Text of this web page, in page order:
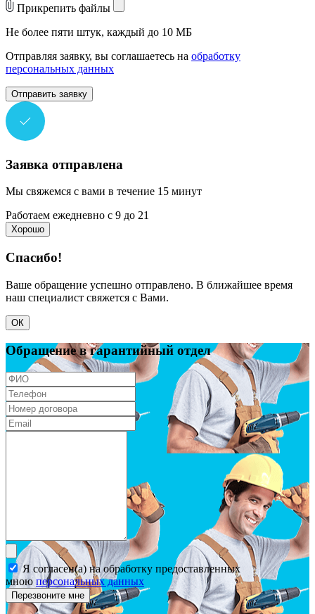
Прикрепить файлы
Не более пяти штук, каждый до 10 МБ
Отправляя заявку, вы соглашаетесь на обработку
персональных данных
Отправить заявку
Заявка отправлена
Мы свяжемся с вами в течение 15 минут
Работаем ежедневно с 9 до 21
Хорошо
Спасибо!
Ваше обращение успешно отправлено. В ближайшее время
наш специалист свяжется с Вами.
ОК
Обращение в гарантийный отдел
Я согласен(а) на обработку предоставленных
мною персональных данных
Перезвоните мне